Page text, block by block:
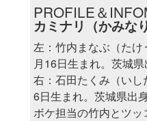
PROFILE＆
カミナリ（かみな
左：竹内まなぶ（た
月16日生まれ。茨城県
右：石田たくみ（い
6日生まれ。茨城県出身
ボケ担当の竹内とツ